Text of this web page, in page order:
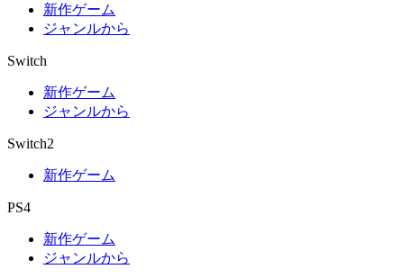
新作ゲーム
ジャンルから
Switch
新作ゲーム
ジャンルから
Switch2
新作ゲーム
PS4
新作ゲーム
ジャンルから